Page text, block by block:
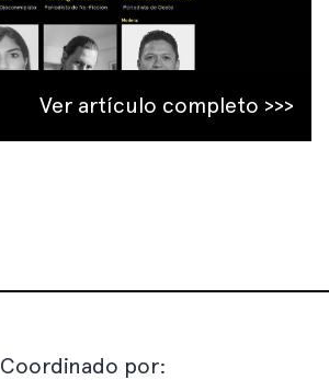
Ver artículo completo >>>
Coordinado por: